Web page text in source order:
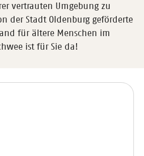
vertrauten Umgebung zu
der Stadt Oldenburg geförderte
für ältere Menschen im
ist für Sie da!